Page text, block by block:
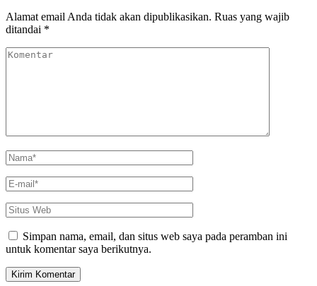
Alamat email Anda tidak akan dipublikasikan. Ruas yang wajib
ditandai *
Komentar
Nama*
E-
mail*
Situs
Web
Simpan nama, email, dan situs web saya pada peramban ini
untuk komentar saya berikutnya.